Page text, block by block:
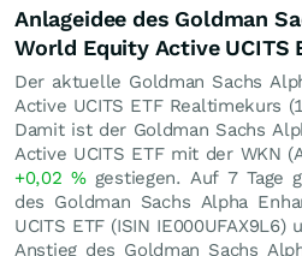
Anlageidee des Goldman
World Equity Active UCITS
Der aktuelle Goldman Sachs
Active UCITS ETF Realtimekurs
Damit ist der Goldman Sachs
Active UCITS ETF mit der WKN
+0,02 %gestiegen. Auf 7 Tage
des Goldman Sachs Alpha
UCITS ETF (ISIN IE000UFAX9L6)
Anstieg des Goldman Sachs